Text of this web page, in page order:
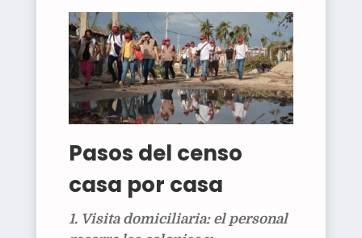
Pasos del censo
casa por casa
Visita domiciliaria:el personal